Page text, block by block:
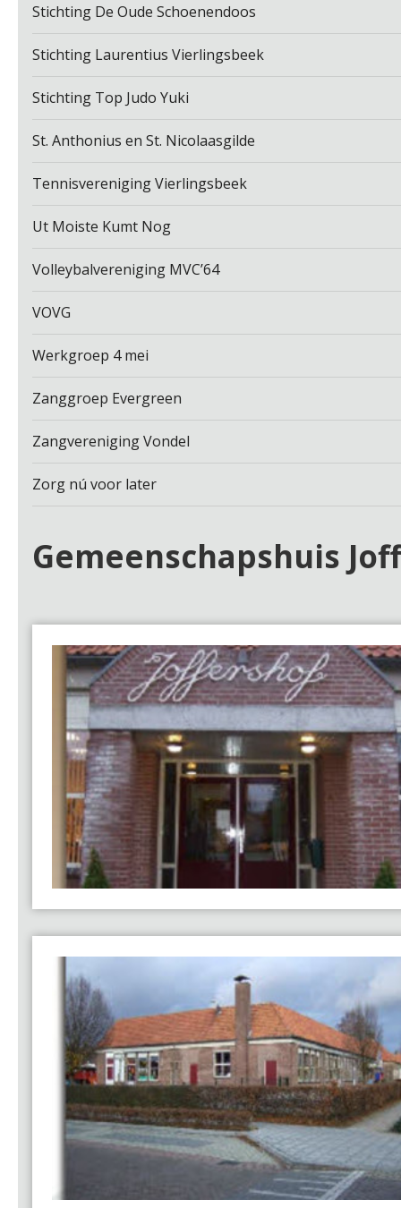
Stichting De Oude Schoenendoos
Stichting Laurentius Vierlingsbeek
Stichting Top Judo Yuki
St. Anthonius en St. Nicolaasgilde
Tennisvereniging Vierlingsbeek
Ut Moiste Kumt Nog
Volleybalvereniging MVC’64
VOVG
Werkgroep 4 mei
Zanggroep Evergreen
Zangvereniging Vondel
Zorg nú voor later
Gemeenschapshuis